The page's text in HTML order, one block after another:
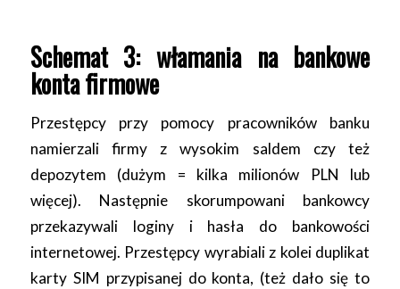
Schemat 3: włamania na bankowe
konta firmowe
Przestępcy przy pomocy pracowników banku
namierzali firmy z wysokim saldem czy też
depozytem (dużym = kilka milionów PLN lub
więcej). Następnie skorumpowani bankowcy
przekazywali loginy i hasła do bankowości
internetowej. Przestępcy wyrabiali z kolei duplikat
karty SIM przypisanej do konta, (też dało się to